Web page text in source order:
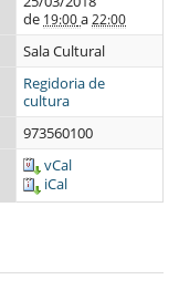
de 19:00 a22:00
Sala Cultural
Regidoria de
cultura
973560100
vCal
iCal